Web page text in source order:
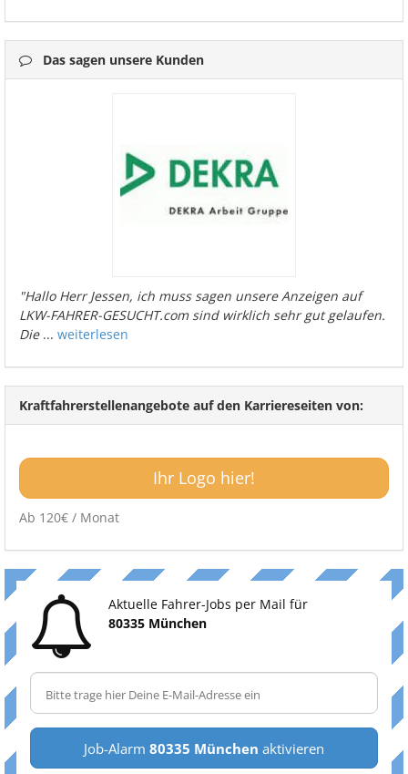
Das sagen unsere Kunden
"Hallo Herr Jessen, ich muss sagen unsere Anzeigen auf
LKW-FAHRER-GESUCHT.com sind wirklich sehr gut gelaufen.
Die... weiterlesen
Kraftfahrerstellenangebote auf den Karriereseiten von:
Ihr Logo hier!
Ab 120€ / Monat
Aktuelle Fahrer-Jobs per Mail für
80335 München
Job-Alarm 80335 München aktivieren